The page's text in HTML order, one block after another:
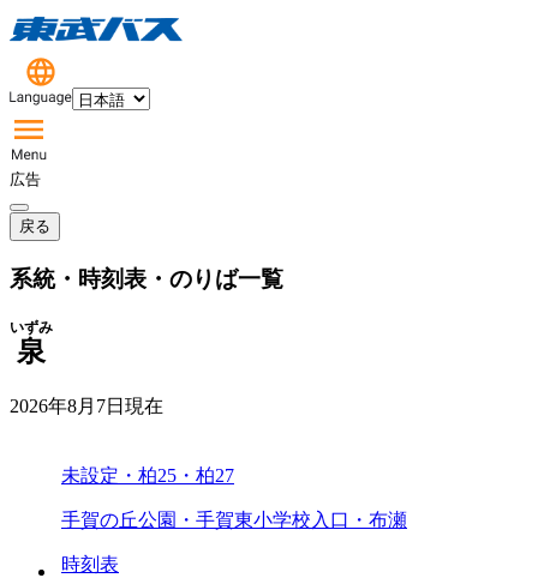
広告
戻る
系統・時刻表・のりば一覧
泉
いずみ
2026年8月7日 現在
未設定・柏25・柏27
手賀の丘公園・手賀東小学校入口・布瀬
時刻表